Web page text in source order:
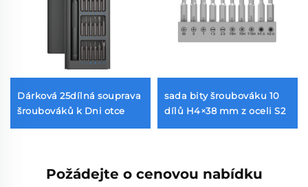
Dárková 25dílná souprava
šroubováků k Dni otce
sada bity šroubováku 10
dílů H4×38 mm z oceli S2
Požádejte o cenovou nabídku